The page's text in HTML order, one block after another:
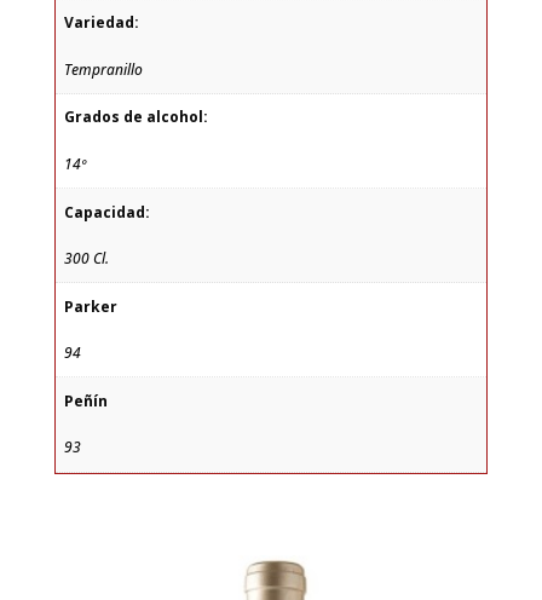
Variedad:
Tempranillo
Grados de alcohol:
14º
Capacidad:
300 Cl.
Parker
94
Peñín
93